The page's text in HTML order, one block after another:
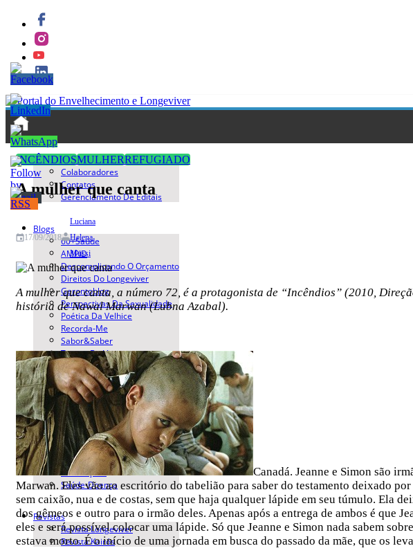
Quem Somos
Colaboradores
Contatos
Gerenciamento De Editais
Blogs
60+saúde
AMPID
Descomplicando O Orçamento
Direitos Do Longeviver
Gerontoblog
Perspectivas Da Sexualidade
Poética Da Velhice
Recorda-Me
Sabor&Saber
Tempo De Viver
Seções
Cuidados
Direitos
Eventos
Envelhecimento Populacional
Finitude
Políticas Públicas
Publicações
Saúde-Doença
Revistas
Revista Longeviver
Revista Kairós
INCÊNDIOSMULHERREFUGIADO
A mulher que canta
17/09/2018
Luciana
Helena
Mussi
A mulher que canta, a número 72, é a protagonista de “Incêndios” (2010,
história de Nawal Marwan (Lubna Azabal).
Canadá. Jeanne e Simon são
Marwan. Eles vão ao escritório do tabelião para saber do testamento deixado
sem caixão, nua e de costas, sem que haja qualquer lápide em seu túmulo. Ela
dos gêmeos e outro para o irmão deles. Apenas após a entrega de ambos é que
eles e será possível colocar uma lápide. Só que Jeanne e Simon nada sabem
estava morto. É o início de uma jornada em busca do passado da mãe, que os